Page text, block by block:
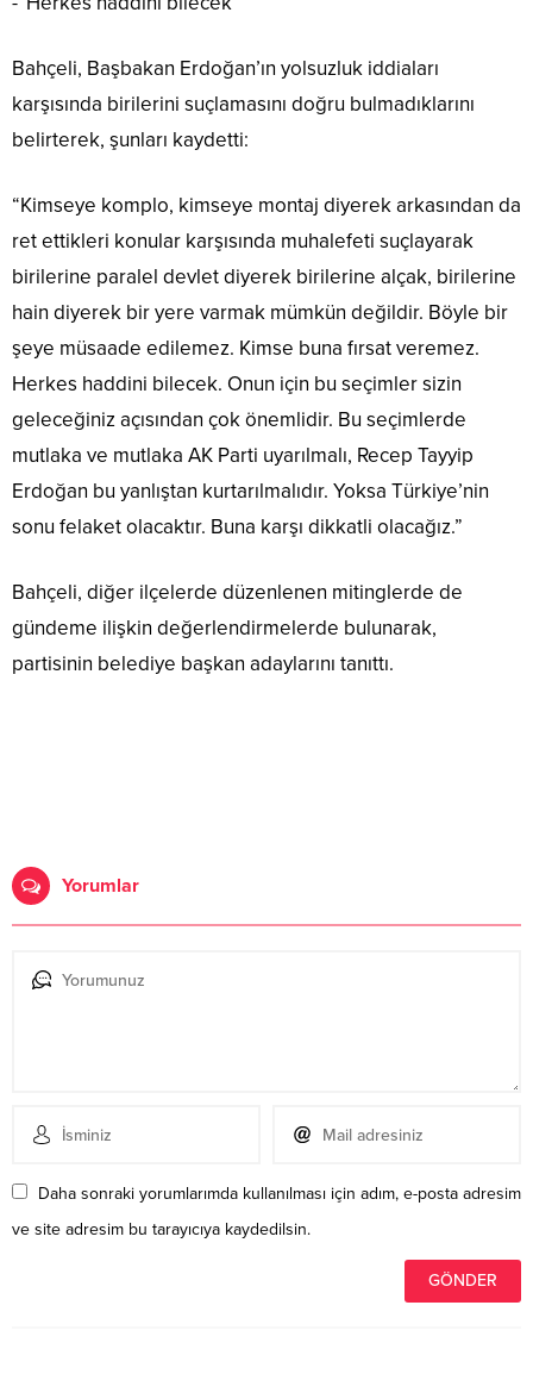
Bahçeli, Başbakan Erdoğan’ın yolsuzluk iddiaları
karşısında birilerini suçlamasını doğru bulmadıklarını
belirterek, şunları kaydetti:
“Kimseye komplo, kimseye montaj diyerek arkasından da
ret ettikleri konular karşısında muhalefeti suçlayarak
birilerine paralel devlet diyerek birilerine alçak, birilerine
hain diyerek bir yere varmak mümkün değildir. Böyle bir
şeye müsaade edilemez. Kimse buna fırsat veremez.
Herkes haddini bilecek. Onun için bu seçimler sizin
geleceğiniz açısından çok önemlidir. Bu seçimlerde
mutlaka ve mutlaka AK Parti uyarılmalı, Recep Tayyip
Erdoğan bu yanlıştan kurtarılmalıdır. Yoksa Türkiye’nin
sonu felaket olacaktır. Buna karşı dikkatli olacağız.”
Bahçeli, diğer ilçelerde düzenlenen mitinglerde de
gündeme ilişkin değerlendirmelerde bulunarak,
partisinin belediye başkan adaylarını tanıttı.
Yorumlar
Daha sonraki yorumlarımda kullanılması için adım, e-posta adresim
ve site adresim bu tarayıcıya kaydedilsin.